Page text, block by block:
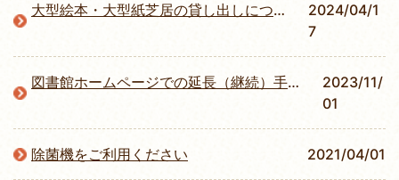
大型絵本・大型紙芝居の貸し出しについて
2024/04/1
7
図書館ホームページでの延長（継続）手続きについて
2023/11/
01
除菌機をご利用ください 2021/04/01